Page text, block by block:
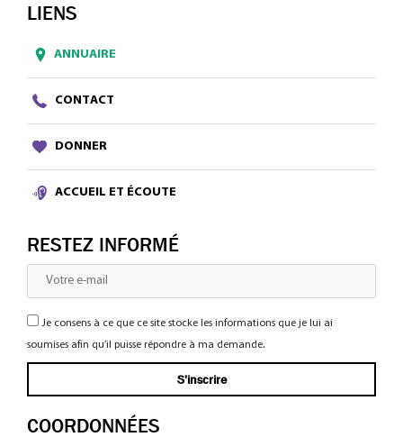
LIENS
ANNUAIRE
CONTACT
DONNER
ACCUEIL ET ÉCOUTE
RESTEZ INFORMÉ
Je consens à ce que ce site stocke les informations que je lui ai
soumises afin qu’il puisse répondre à ma demande.
COORDONNÉES